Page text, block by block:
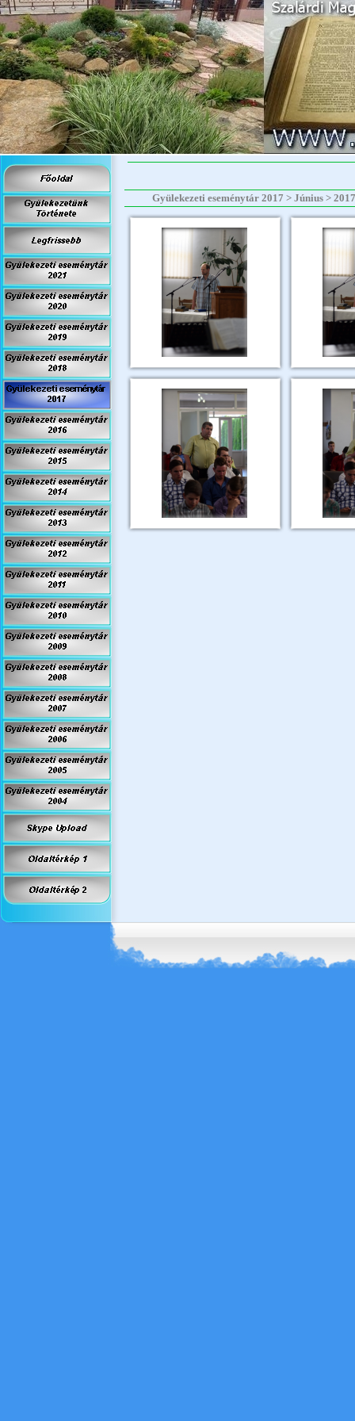
Gyülekezeti eseménytár 2017 > Június >